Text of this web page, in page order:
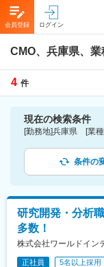
会員登録 ログイン
CMO、兵庫県、
4 件
現在の検索条件
条件の
研究開発・分析
多数！
株式会社ワールドイン
正社員 5名以上採用